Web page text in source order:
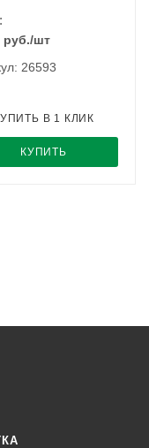
руб./шт
26593
КУПИТЬ
В 1 КЛИК